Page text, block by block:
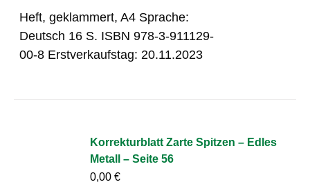
Heft, geklammert, A4 Sprache:
Deutsch 16 S. ISBN 978-3-911129-
00-8 Erstverkaufstag: 20.11.2023
Korrekturblatt Zarte Spitzen – Edles
Metall – Seite 56
0,00€